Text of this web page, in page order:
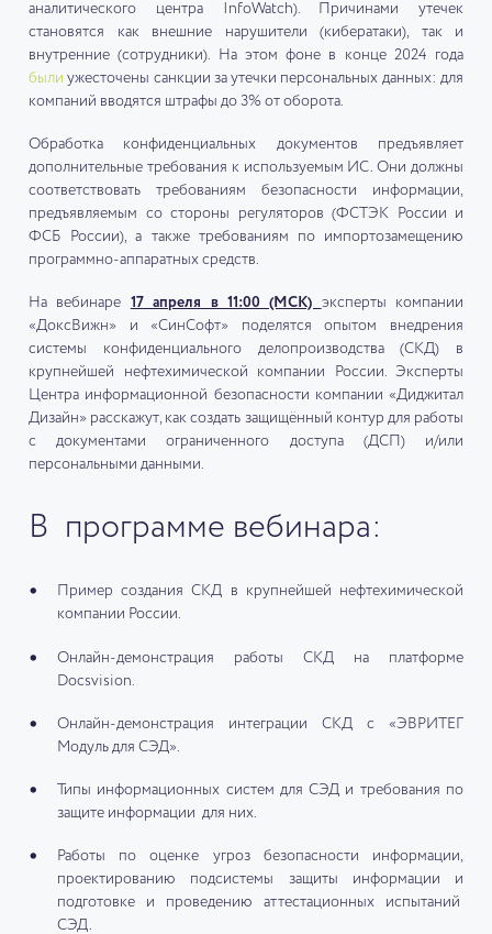
аналитического центра InfoWatch). Причинами утечек
становятся как внешние нарушители (кибератаки), так и
внутренние (сотрудники). На этом фоне в конце 2024 года
были ужесточены санкции за утечки персональных данных: для
компаний вводятся штрафы до 3% от оборота.
Обработка конфиденциальных документов предъявляет
дополнительные требования к используемым ИС. Они должны
соответствовать требованиям безопасности информации,
предъявляемым со стороны регуляторов (ФСТЭК России и
ФСБ России), а также требованиям по импортозамещению
программно-аппаратных средств.
На вебинаре 17 апреля в 11:00 (МСК) эксперты компании
«ДоксВижн» и «СинСофт» поделятся опытом внедрения
системы конфиденциального делопроизводства (СКД) в
крупнейшей нефтехимической компании России. Эксперты
Центра информационной безопасности компании «Диджитал
Дизайн» расскажут, как создать защищённый контур для работы
с документами ограниченного доступа (ДСП) и/или
персональными данными.
В программе вебинара:
Пример создания СКД в крупнейшей нефтехимической
компании России.
Онлайн-демонстрация работы СКД на платформе
Docsvision.
Онлайн-демонстрация интеграции СКД с «ЭВРИТЕГ
Модуль для СЭД».
Типы информационных систем для СЭД и требования по
защите информации для них.
Работы по оценке угроз безопасности информации,
проектированию подсистемы защиты информации и
подготовке и проведению аттестационных испытаний
СЭД.